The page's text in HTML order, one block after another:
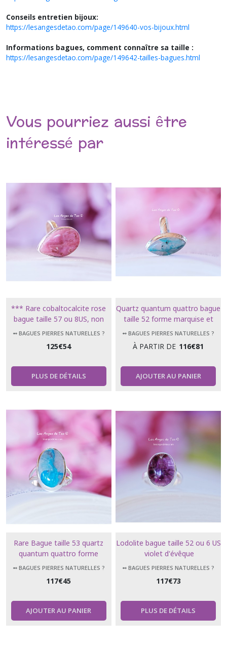
Conseils entretien bijoux:
https://lesangesdetao.com/page/149640-vos-bijoux.html
Informations bagues, comment connaître sa taille :
https://lesangesdetao.com/page/149642-tailles-bagues.html
Vous pourriez aussi être
intéressé par
*** Rare cobaltocalcite rose
bague taille 57 ou 8US, non
ajustable forme larme ***
➻ BAGUES PIERRES NATURELLES ?
125€54
PLUS DE DÉTAILS
Quartz quantum quattro bague
taille 52 forme marquise et
taille 56 forme ovale
➻ BAGUES PIERRES NATURELLES ?
À PARTIR DE 116€81
AJOUTER AU PANIER
Rare Bague taille 53 quartz
quantum quattro forme
ovale argent 925
➻ BAGUES PIERRES NATURELLES ?
117€45
AJOUTER AU PANIER
Lodolite bague taille 52 ou 6 US
violet d'évêque
➻ BAGUES PIERRES NATURELLES ?
117€73
PLUS DE DÉTAILS